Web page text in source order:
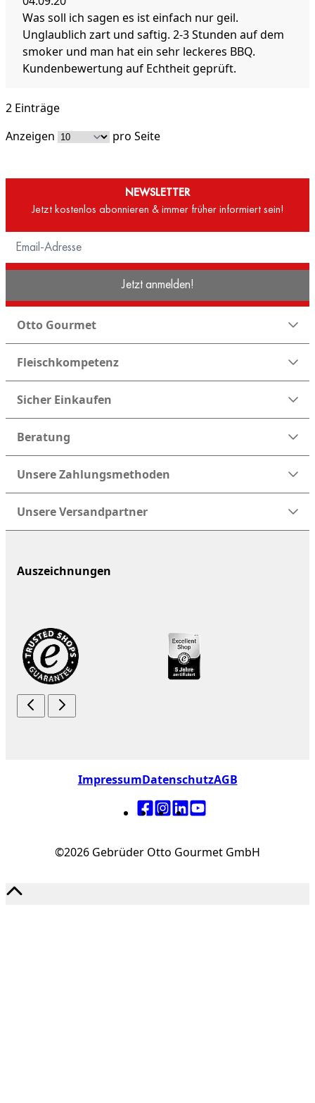
Was soll ich sagen es ist einfach nur geil.
Unglaublich zart und saftig. 2-3 Stunden auf dem
smoker und man hat ein sehr leckeres BBQ.
Kundenbewertung auf Echtheit geprüft.
2 Einträge
Anzeigen
pro Seite
NEWSLETTER
Jetzt kostenlos abonnieren & immer früher informiert sein!
Jetzt anmelden!
Otto Gourmet
Fleischkompetenz
Sicher Einkaufen
Beratung
Unsere Zahlungsmethoden
Unsere Versandpartner
Auszeichnungen
ImpressumDatenschutzAGB
©2026 Gebrüder Otto Gourmet GmbH